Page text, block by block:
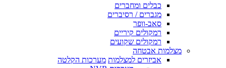
כבלים ומחברים
מגברים / רסיברים
סאב-וופר
רמקולים קיריים
רמקולים שקועים
מצלמות אבטחה
אביזרים למצלמות מערכות הקלטה